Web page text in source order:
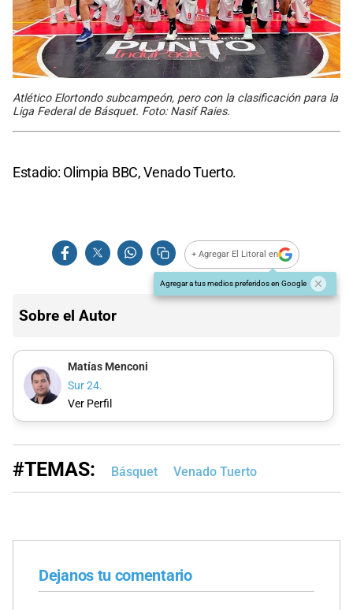
Atlético Elortondo subcampeón, pero con la clasificación para la
Liga Federal de Básquet. Foto: Nasif Raies.
Estadio: Olimpia BBC, Venado Tuerto.
+ Agregar El Litoral en
Agregar a tus medios preferidos en Google
Sobre el Autor
Matías Menconi
Sur 24.
Ver Perfil
#TEMAS: Básquet Venado Tuerto
Dejanos tu comentario